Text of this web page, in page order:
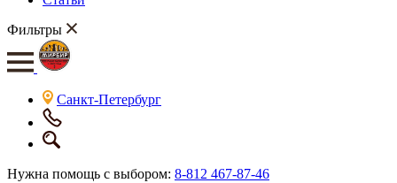
Фильтры
Санкт-Петербург
Нужна помощь с выбором: 8-812 467-87-46